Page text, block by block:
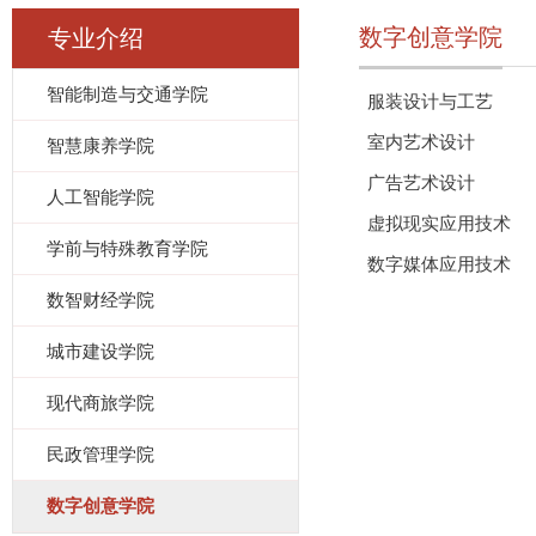
专业介绍
智能制造与交通学院
智慧康养学院
人工智能学院
学前与特殊教育学院
数智财经学院
城市建设学院
现代商旅学院
民政管理学院
数字创意学院
数字创意学院
服装设计与工艺
室内艺术设计
广告艺术设计
虚拟现实应用技术
数字媒体应用技术